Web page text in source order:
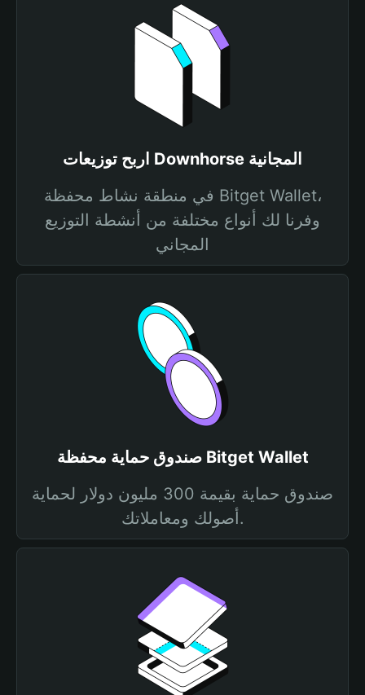
اربح توزيعات Downhorse المجانية
في منطقة نشاط محفظة Bitget Wallet،
وفرنا لك أنواع مختلفة من أنشطة التوزيع
المجاني
صندوق حماية محفظة Bitget Wallet
صندوق حماية بقيمة 300 مليون دولار لحماية
أصولك ومعاملاتك.